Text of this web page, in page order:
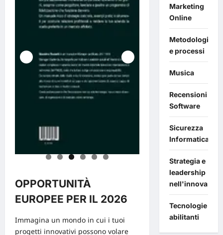
OPPORTUNITÀ
EUROPEE PER IL 2026
Immagina un mondo in cui i tuoi
progetti innovativi possono volare
Marketing
Online
Metodologie
e processi
Musica
Recensioni
Software
Sicurezza
Informatica
Strategia e
leadership
Tecnologie
abilitanti